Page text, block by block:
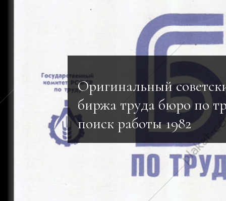
Оригинальный
биржа труда бюро по
поиск работы 1982